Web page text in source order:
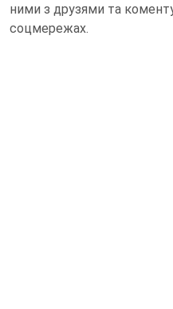
ними з друзями та
соцмережах.